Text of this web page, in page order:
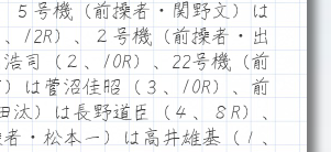
５号機（前操者・関野文）は
12R）、２号機（前操者・出
司（２、10R）、22号機（前
は菅沼佳昭（３、10R）、前
汰）は長野道臣（４、８R）、
・松本一）は高井雄基（１、